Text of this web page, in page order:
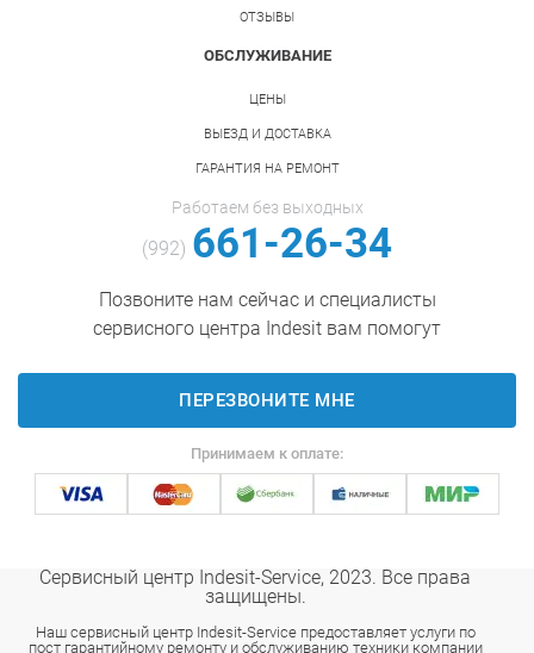
ОТЗЫВЫ
ОБСЛУЖИВАНИЕ
ЦЕНЫ
ВЫЕЗД И ДОСТАВКА
ГАРАНТИЯ НА РЕМОНТ
Работаем без выходных
(992)661-26-34
Позвоните нам сейчас и специалисты
сервисного центра Indesit вам помогут
ПЕРЕЗВОНИТЕ МНЕ
Принимаем к оплате:
Сервисный центр Indesit-Service, 2023. Все права
защищены.
Наш сервисный центр Indesit-Service предоставляет услуги по
пост гарантийному ремонту и обслуживанию техники компании